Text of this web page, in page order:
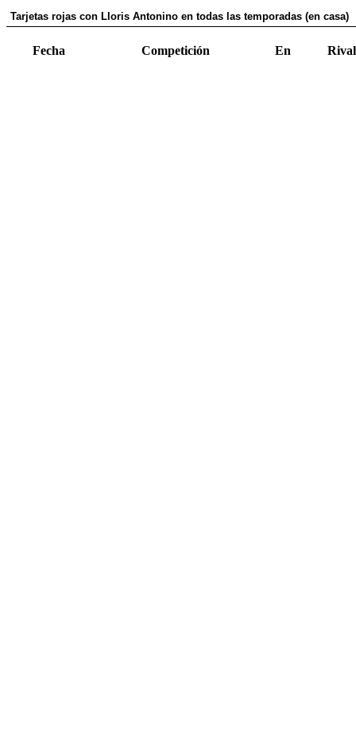
Tarjetas rojas con Lloris Antonino en todas las temporadas (en casa)
Fecha Competición En Rival